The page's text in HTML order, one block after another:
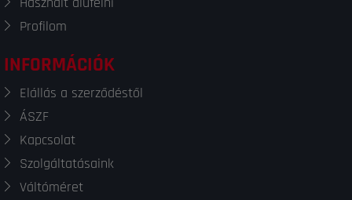
Profilom
INFORMÁCIÓK
Elállás a szerződéstől
ÁSZF
Kapcsolat
Szolgáltatásaink
Váltóméret